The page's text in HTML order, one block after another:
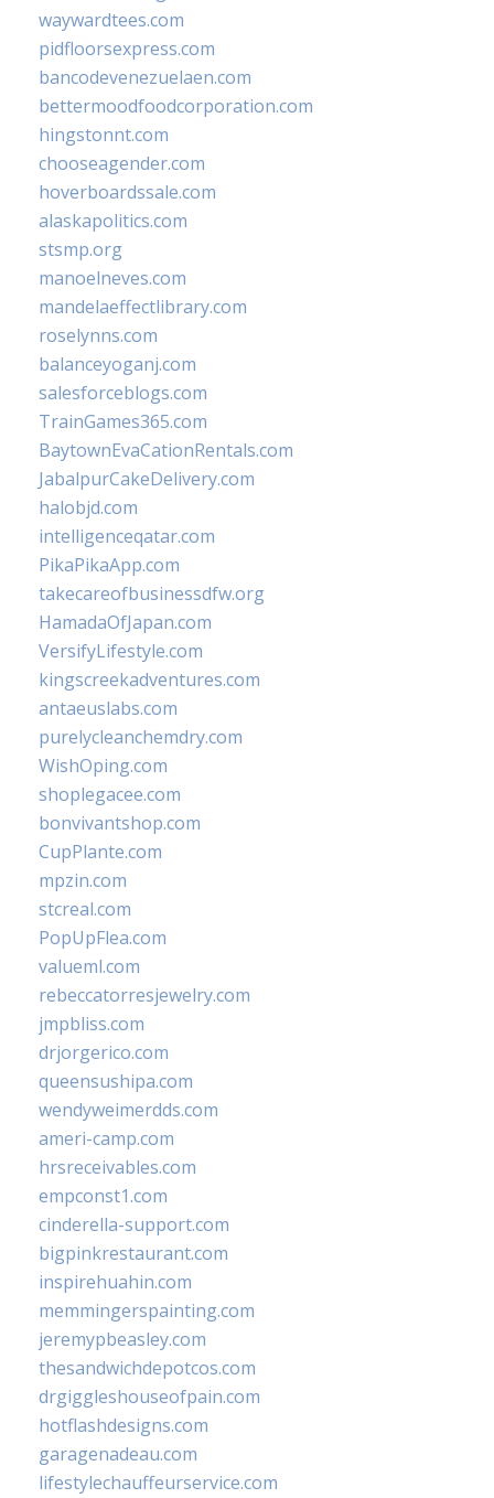
waywardtees.com
pidfloorsexpress.com
bancodevenezuelaen.com
bettermoodfoodcorporation.com
hingstonnt.com
chooseagender.com
hoverboardssale.com
alaskapolitics.com
stsmp.org
manoelneves.com
mandelaeffectlibrary.com
roselynns.com
balanceyoganj.com
salesforceblogs.com
TrainGames365.com
BaytownEvaCationRentals.com
JabalpurCakeDelivery.com
halobjd.com
intelligenceqatar.com
PikaPikaApp.com
takecareofbusinessdfw.org
HamadaOfJapan.com
VersifyLifestyle.com
kingscreekadventures.com
antaeuslabs.com
purelycleanchemdry.com
WishOping.com
shoplegacee.com
bonvivantshop.com
CupPlante.com
mpzin.com
stcreal.com
PopUpFlea.com
valueml.com
rebeccatorresjewelry.com
jmpbliss.com
drjorgerico.com
queensushipa.com
wendyweimerdds.com
ameri-camp.com
hrsreceivables.com
empconst1.com
cinderella-support.com
bigpinkrestaurant.com
inspirehuahin.com
memmingerspainting.com
jeremypbeasley.com
thesandwichdepotcos.com
drgiggleshouseofpain.com
hotflashdesigns.com
garagenadeau.com
lifestylechauffeurservice.com